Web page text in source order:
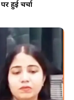
हुई चर्चा